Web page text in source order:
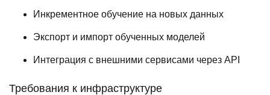
Инкрементное обучение на новых данных
Экспорт и импорт обученных моделей
Интеграция с внешними сервисами через API
Требования к инфраструктуре